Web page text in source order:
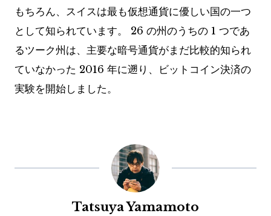
もちろん、スイスは最も仮想通貨に優しい国の一つ
として知られています。 26 の州のうちの 1 つであ
るツーク州は、主要な暗号通貨がまだ比較的知られ
ていなかった 2016 年に遡り、ビットコイン決済の
実験を開始しました。
Tatsuya Yamamoto